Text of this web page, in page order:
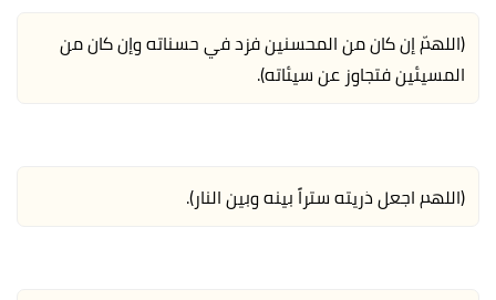
(اللهمّ إن كان من المحسنين فزد في حسناته وإن كان من
المسيئين فتجاوز عن سيئاته).
(اللهم اجعل ذريته ستراً بينه وبين النار).